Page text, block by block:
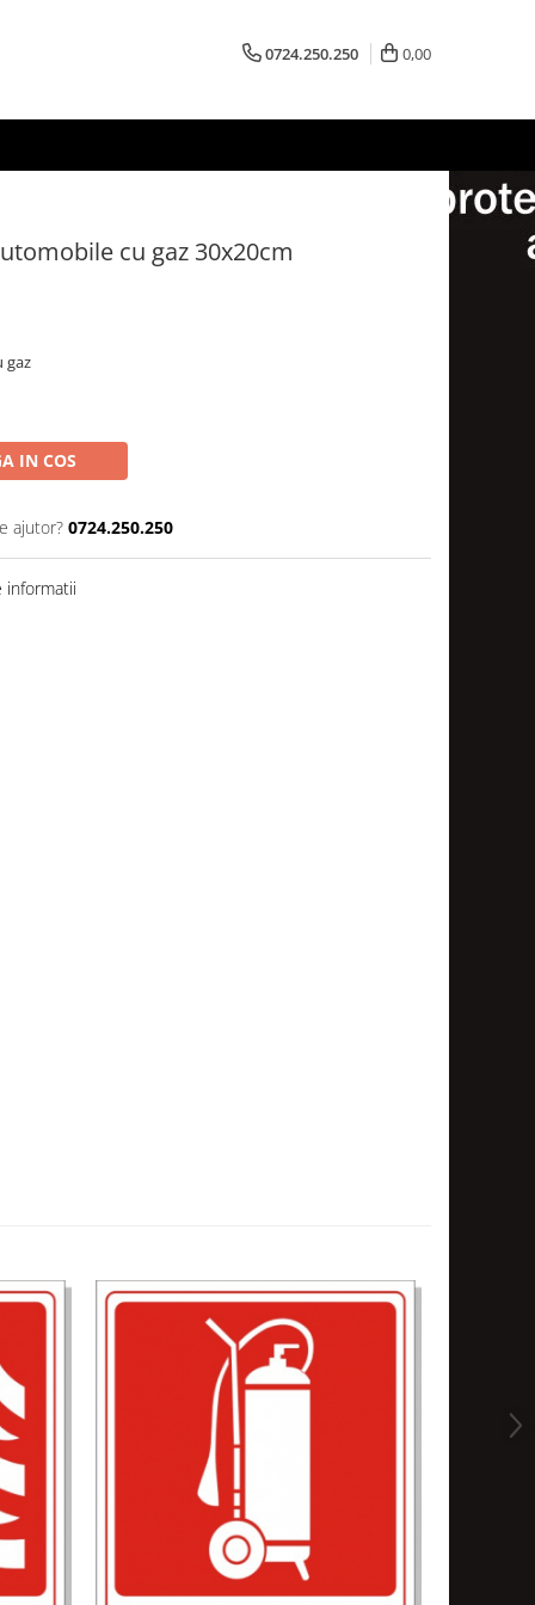
0724.250.250 0,00
cu gaz 30x20cm
gaz
IN COS
ajutor? 0724.250.250
informatii